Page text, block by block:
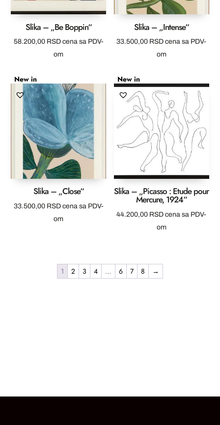
Slika – „Be Boppin“
58.200,00 RSD cena sa PDV-
om
Slika – „Intense“
33.500,00 RSD cena sa PDV-
om
New in
Slika – „Close“
33.500,00 RSD cena sa PDV-
om
New in
Slika – „Picasso : Etude pour
Mercure, 1924“
44.200,00 RSD cena sa PDV-
om
1 2 3 4 … 6 7 8 →